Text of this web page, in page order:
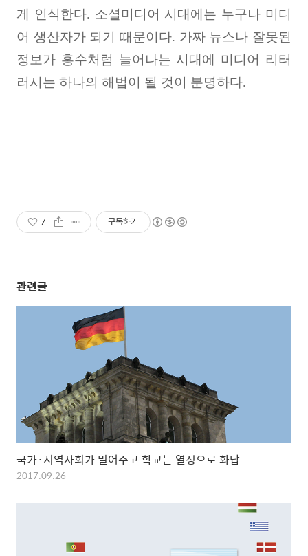
게 인식한다. 소셜미디어 시대에는 누구나 미디
어 생산자가 되기 때문이다. 가짜 뉴스나 잘못된
정보가 홍수처럼 늘어나는 시대에 미디어 리터
러시는 하나의 해법이 될 것이 분명하다.
7 구독하기
관련글
국가·지역사회가 밀어주고 학교는 열정으로 화답
2017.09.26